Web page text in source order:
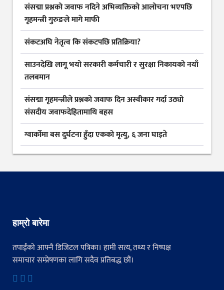
संसद्मा प्रश्नको जवाफ नदिने अभिव्यक्तिको आलोचना भएपछि
गृहमन्त्री गुरुङले मागे माफी
संकटअघि नेतृत्व कि संकटपछि प्रतिक्रिया?
साउनदेखि लागू भयो सरकारी कर्मचारी र सुरक्षा निकायको नयाँ
तलबमान
संसद्मा गृहमन्त्रीले प्रश्नको जवाफ दिन अस्वीकार गर्दा उठ्यो
संसदीय जवाफदेहितामाथि बहस
ग्वार्कोमा बस दुर्घटना हुँदा एकको मृत्यु, ६ जना घाइते
हाम्रो बारेमा
तपाईंको आफ्नै डिजिटल पत्रिका। हामी सत्य, तथ्य र निष्पक्ष
समाचार सम्प्रेषणका लागि सदैव प्रतिबद्ध छौं।